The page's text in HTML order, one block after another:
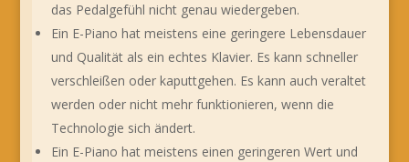
das Pedalgefühl nicht genau wiedergeben.
Ein E-Piano hat meistens eine geringere Lebensdauer
und Qualität als ein echtes Klavier. Es kann schneller
verschleißen oder kaputtgehen. Es kann auch veraltet
werden oder nicht mehr funktionieren, wenn die
Technologie sich ändert.
Ein E-Piano hat meistens einen geringeren Wert und